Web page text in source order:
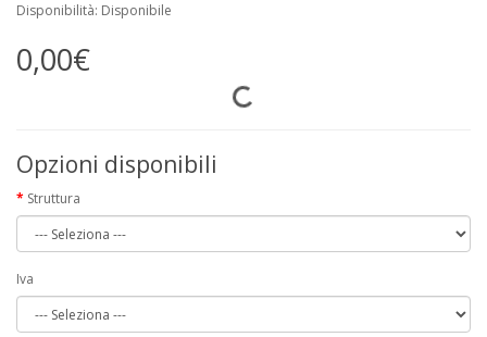
Disponibilità: Disponibile
0,00€
Opzioni disponibili
Struttura
Iva